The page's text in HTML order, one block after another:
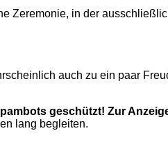
Zeremonie, in der
auch zu ein paar
geschützt! Zur
lang begleiten.